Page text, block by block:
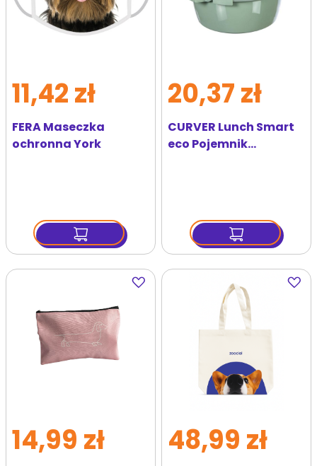
FERA Maseczka
ochronna York
11,42 zł
CURVER Lunch Smart
eco Pojemnik
20,37 zł
Dodaj
do
14,99 zł
Dodaj
do
48,99 zł